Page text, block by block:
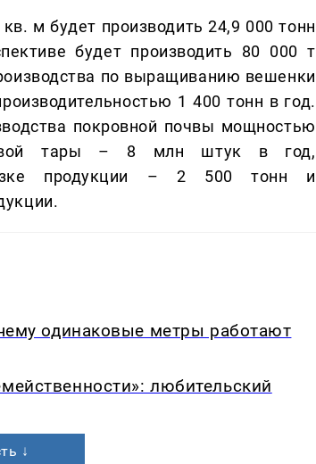
м будет производить 24,9 000 тонн
будет производить 80 000 т
по выращиванию вешенки
1 400 тонн в год.
покровной почвы мощностью
тары – 8 млн штук в год,
продукции – 2 500 тонн и
одинаковые метры работают
любительский
↓